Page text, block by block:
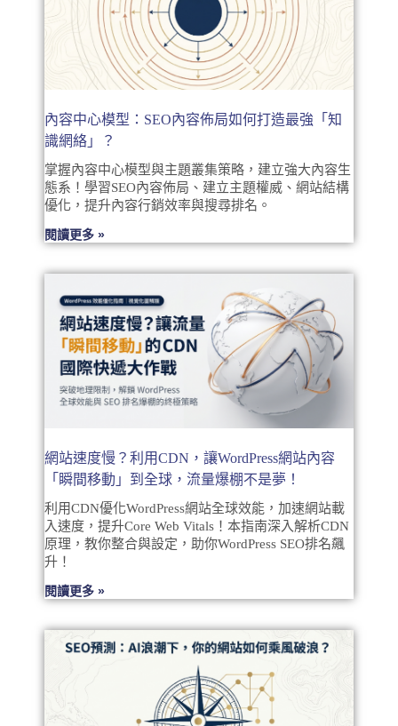
內容中心模型：SEO內容佈局如何打造最強「知
識網絡」？
掌握內容中心模型與主題叢集策略，建立強大內容生
態系！學習SEO內容佈局、建立主題權威、網站結構
優化，提升內容行銷效率與搜尋排名。
閱讀更多 »
網站速度慢？利用CDN，讓WordPress網站內容
「瞬間移動」到全球，流量爆棚不是夢！
利用CDN優化WordPress網站全球效能，加速網站載
入速度，提升Core Web Vitals！本指南深入解析CDN
原理，教你整合與設定，助你WordPress SEO排名飆
升！
閱讀更多 »